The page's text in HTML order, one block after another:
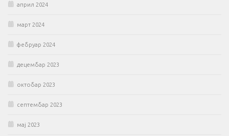
април 2024
март 2024
фебруар 2024
децембар 2023
октобар 2023
септембар 2023
мај 2023